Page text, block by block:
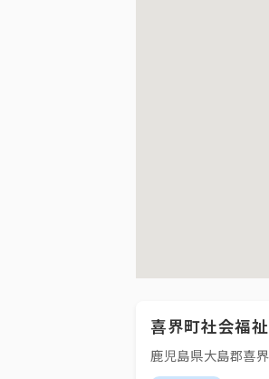
喜界町社会福
鹿児島県大島郡喜